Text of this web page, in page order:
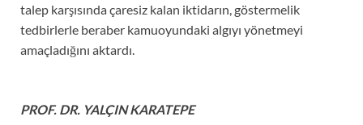
talep karşısında çaresiz kalan iktidarın, göstermelik
tedbirlerle beraber kamuoyundaki algıyı yönetmeyi
amaçladığını aktardı.
PROF. DR. YALÇIN KARATEPE